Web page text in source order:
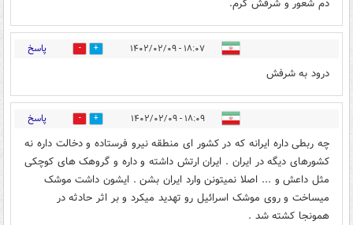
۱۸:۰۷ - ۱۴۰۲/۰۲/۰۹ 24 پاسخ
درود به شرفش
۱۸:۰۹ - ۱۴۰۲/۰۲/۰۹ 1 پاسخ
چه ربطی داره ایرانه که در کشور ای منطقه نیرو فرستاده و دخالت داره نه
کشورهای دیگه در ایران . ایران ارتش داشته و داره و گروهک های کوچکی
مثل داعش و ... اصلا نمیتونن وارد ایران بشن . ایشون داشت موشک
میساخت و روی موشک اسرائیل رو تهدید میکرد و بر اثر حادثه در
همونجا کشته شد .